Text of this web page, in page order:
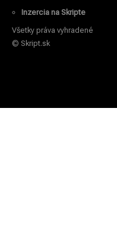
Inzercia na Skripte
Všetky práva vyhradené
© Skript.sk